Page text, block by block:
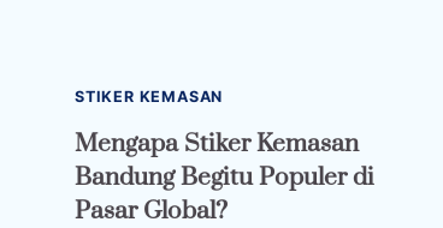
STIKER KEMASAN
Mengapa Stiker Kemasan
Bandung Begitu Populer di
Pasar Global?